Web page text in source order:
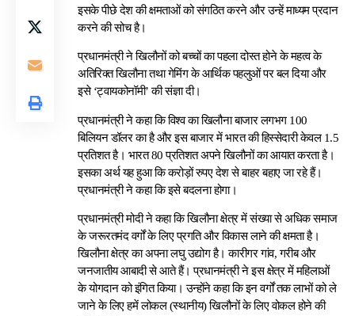
इसके पीछे देश की क्षमताओं को संगठित करने और उन्हें माध्यम प्रदान
करने की सोच है।
प्रधानमंत्री ने खिलौनों को बच्चों का पहला दोस्त होने के महत्व के
अतिरिक्त खिलौना तथा गेमिंग के आर्थिक पहलुओं पर बल दिया और
इसे ‘ट्वायकोनॉमी’ की संज्ञा दी।
प्रधानमंत्री ने कहा कि विश्व का खिलौना बाजार लगभग 100
बिलियन डॉलर का है और इस बाजार में भारत की हिस्सेदारी केवल 1.5
प्रतिशत है। भारत 80 प्रतिशत अपने खिलौनों का आयात करता है।
इसका अर्थ यह हुआ कि करोड़ों रुपए देश से बाहर बहाए जा रहे हैं।
प्रधानमंत्री ने कहा कि इसे बदलना होगा।
प्रधानमंत्री मोदी ने कहा कि खिलौना क्षेत्र में संख्या से अधिक समाज
के जरूरतमंद वर्गों के लिए प्रगति और विकास लाने की क्षमता है।
खिलौना क्षेत्र का अपना लघु उद्योग है। कारीगर गांव, गरीब और
जनजातीय आबादी से आते हैं। प्रधानमंत्री ने इस क्षेत्र में महिलाओं
के योगदान को इंगित किया। उन्होंने कहा कि इन वर्गों तक लाभों को ले
जाने के लिए हमें लोकल (स्थानीय) खिलौनों के लिए वोकल होने की